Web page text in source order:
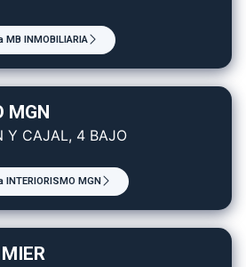
INMOBILIARIA
MGN
Y CAJAL, 4 BAJO
MGN